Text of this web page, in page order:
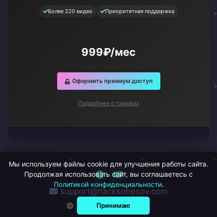
Более 220 видео Приоритетная поддержка
999₽/мес
Оформить премиум доступ
Подробнее о тарифах
© ХакСобесов, 2026
support@hacksobesov.com
Мы используем файлы cookie для улучшения работы сайта.
Продолжая использовать сайт, вы соглашаетесь с
Политикой конфиденциальности.
Принимаю